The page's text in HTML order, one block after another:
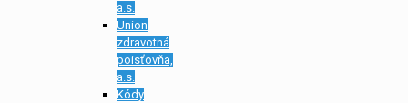
a.s.
Union
zdravotná
poisťovňa,
a.s.
Kódy